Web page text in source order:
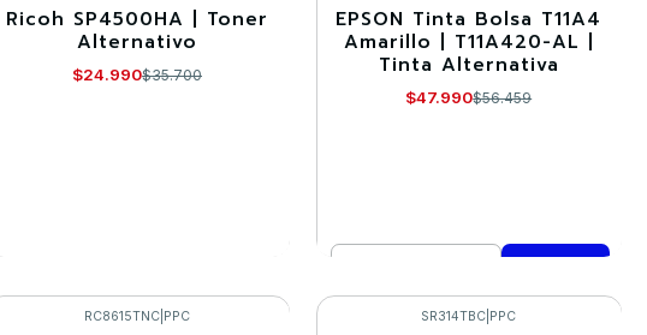
-30%
Ricoh SP4500HA | Toner
Alternativo
$24.990$35.700
VER DETALLES
-15%
EPSON Tinta Bolsa T11A4
Amarillo | T11A420-AL |
Tinta Alternativa
$47.990$56.459
Comprar ahora
RC8615TNC PPC SR314TBC PPC